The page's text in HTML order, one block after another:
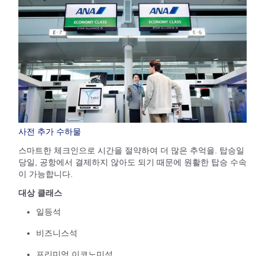
사전 추가 수하물
스마트한 체크인으로 시간을 절약하여 더 많은 추억을. 탑승일
당일, 공항에서 결제하지 않아도 되기 때문에 원활한 탑승 수속
이 가능합니다.
대상 클래스
일등석
비즈니스석
프리미엄 이코노미석